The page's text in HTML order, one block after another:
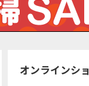
オンラインシ